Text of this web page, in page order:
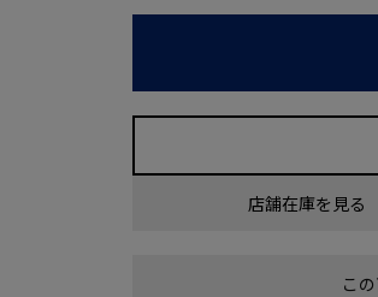
店舗在庫を見る
こ